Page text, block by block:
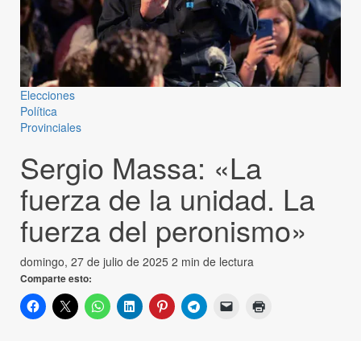
Elecciones
Política
Provinciales
Sergio Massa: «La
fuerza de la unidad. La
fuerza del peronismo»
domingo, 27 de julio de 2025 2 min de lectura
Comparte esto: